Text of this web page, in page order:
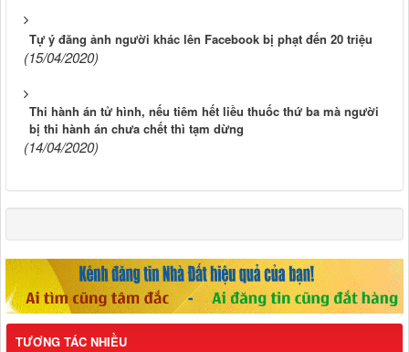
Tự ý đăng ảnh người khác lên Facebook bị phạt đến 20 triệu
(15/04/2020)
Thi hành án tử hình, nếu tiêm hết liều thuốc thứ ba mà người
bị thi hành án chưa chết thì tạm dừng
(14/04/2020)
TƯƠNG TÁC NHIỀU